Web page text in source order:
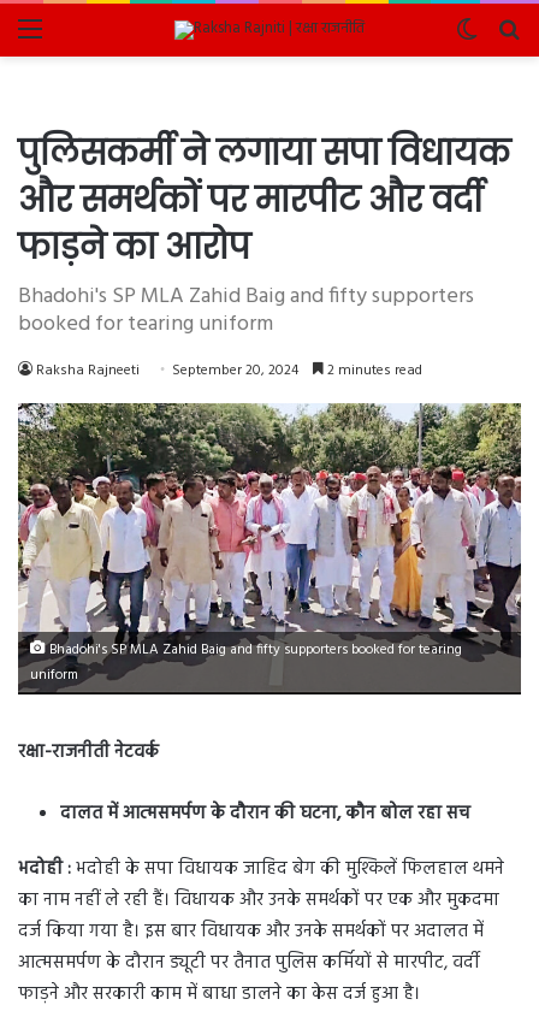
Menu
Switch
skin
पुलिसकर्मी ने लगाया सपा विधायक
और समर्थकों पर मारपीट और वर्दी
फाड़ने का आरोप
Bhadohi's SP MLA Zahid Baig and fifty supporters
booked for tearing uniform
Raksha Rajneeti September 20, 2024 2 minutes read
Bhadohi's SP MLA Zahid Baig and fifty supporters booked for tearing
uniform
रक्षा-राजनीती नेटवर्क
दालत में आत्मसमर्पण के दौरान की घटना, कौन बोल रहा सच
भदोही :भदोही के सपा विधायक जाहिद बेग की मुश्किलें फिलहाल थमने
का नाम नहीं ले रही हैं। विधायक और उनके समर्थकों पर एक और मुकदमा
दर्ज किया गया है। इस बार विधायक और उनके समर्थकों पर अदालत में
आत्मसमर्पण के दौरान ड्यूटी पर तैनात पुलिस कर्मियों से मारपीट, वर्दी
फाड़ने और सरकारी काम में बाधा डालने का केस दर्ज हुआ है।